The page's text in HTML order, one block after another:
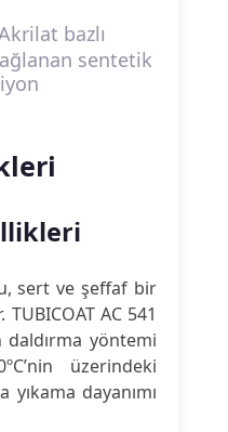
bazlı
sentetik
sert ve şeffaf bir
AC 541
yöntemi
üzerindeki
yıkama dayanımı